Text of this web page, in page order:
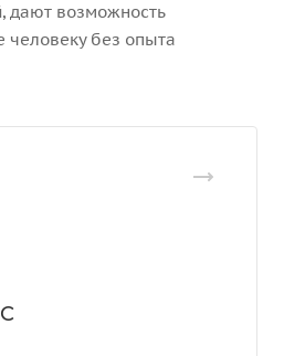
дают возможность
человеку без опыта